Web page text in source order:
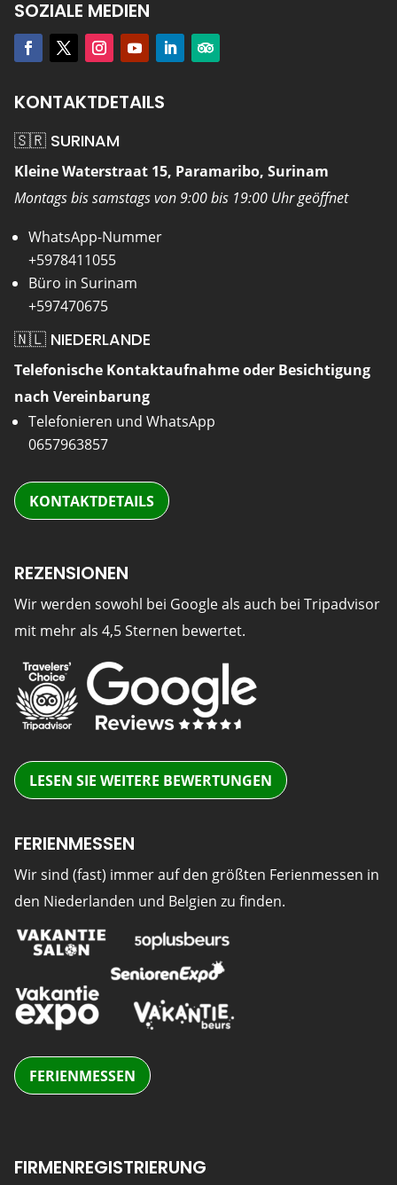
SOZIALE MEDIEN
KONTAKTDETAILS
🇸🇷 SURINAM
Kleine Waterstraat 15, Paramaribo, Surinam
Montags bis samstags von 9:00 bis 19:00 Uhr geöffnet
WhatsApp-Nummer
+5978411055
Büro in Surinam
+597470675
🇳🇱 NIEDERLANDE
Telefonische Kontaktaufnahme oder Besichtigung
nach Vereinbarung
Telefonieren und WhatsApp
0657963857
KONTAKTDETAILS
REZENSIONEN
Wir werden sowohl bei Google als auch bei Tripadvisor
mit mehr als 4,5 Sternen bewertet.
LESEN SIE WEITERE BEWERTUNGEN
FERIENMESSEN
Wir sind (fast) immer auf den größten Ferienmessen in
den Niederlanden und Belgien zu finden.
FERIENMESSEN
FIRMENREGISTRIERUNG